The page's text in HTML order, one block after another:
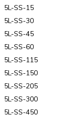
5L-SS-15
5L-SS-30
5L-SS-45
5L-SS-60
5L-SS-115
5L-SS-150
5L-SS-205
5L-SS-300
5L-SS-450